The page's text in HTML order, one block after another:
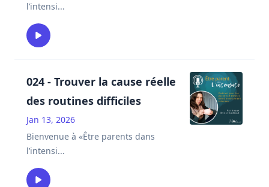
l’intensi...
024 - Trouver la cause réelle
des routines difficiles
Jan 13, 2026
Bienvenue à «Être parents dans
l’intensi...